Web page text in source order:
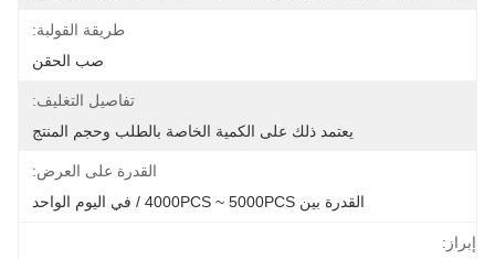
طريقة القولبة:
صب الحقن
تفاصيل التغليف:
يعتمد ذلك على الكمية الخاصة بالطلب وحجم المنتج
القدرة على العرض:
القدرة بين 4000PCS ~ 5000PCS / في اليوم الواحد
إبراز: